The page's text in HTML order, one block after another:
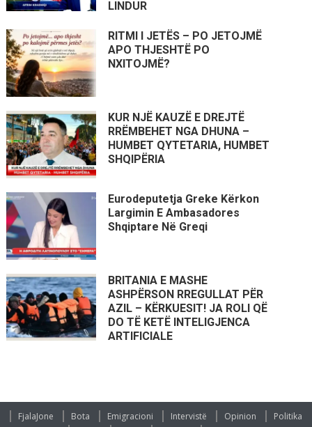
LINDUR
RITMI I JETËS – PO JETOJMË
APO THJESHTË PO
NXITOJMË?
KUR NJË KAUZË E DREJTË
RRËMBEHET NGA DHUNA –
HUMBET QYTETARIA, HUMBET
SHQIPËRIA
Eurodeputetja Greke Kërkon
Largimin E Ambasadores
Shqiptare Në Greqi
BRITANIA E MASHE
ASHPËRSON RREGULLAT PËR
AZIL – KËRKUESIT! JA ROLI QË
DO TË KETË INTELIGJENCA
ARTIFICIALE
FjalaJone Bota Emigracioni Intervistë Opinion
Politika